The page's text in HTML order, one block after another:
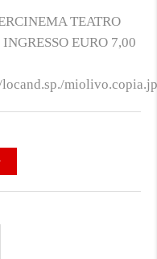
TEATRO
EURO 7,00
locand.sp./